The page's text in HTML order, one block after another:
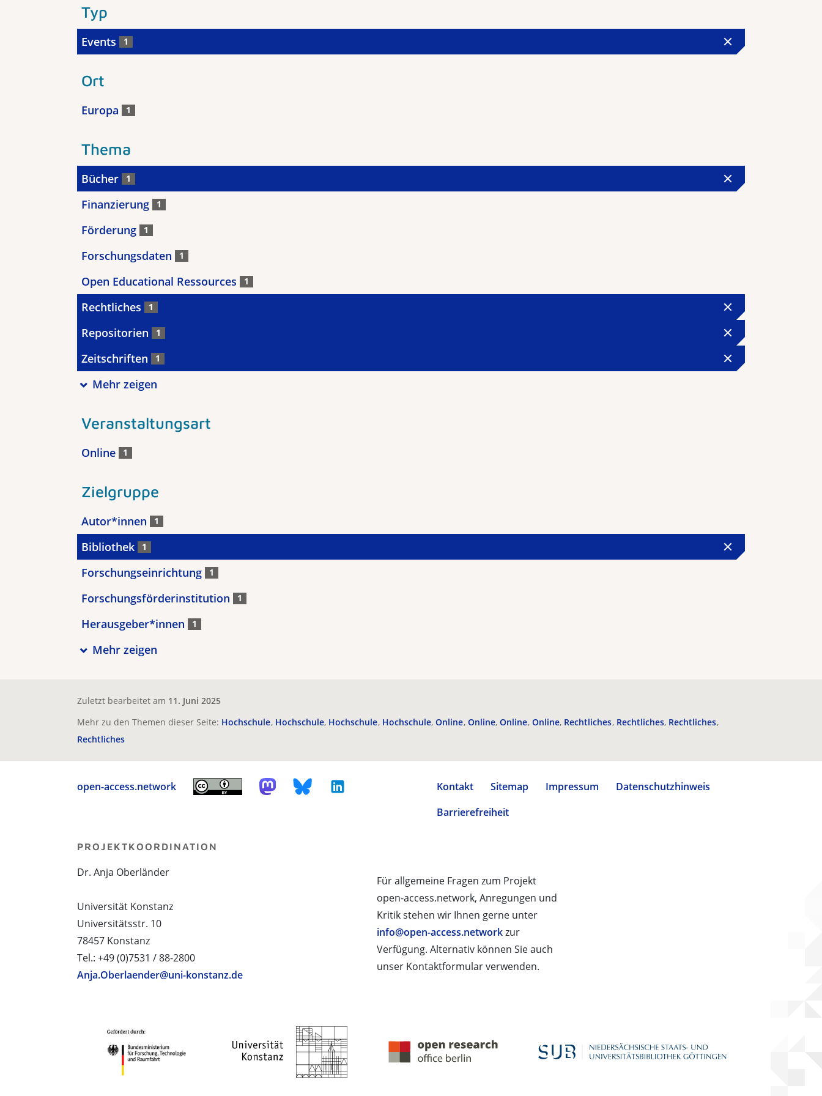
Typ
Events 1
Ort
Europa 1
Thema
Bücher 1
Finanzierung 1
Förderung 1
Forschungsdaten 1
Open Educational Ressources 1
Rechtliches 1
Repositorien 1
Zeitschriften 1
Mehr zeigen
Veranstaltungsart
Online 1
Zielgruppe
Autor*innen 1
Bibliothek 1
Forschungseinrichtung 1
Forschungsförderinstitution 1
Herausgeber*innen 1
Mehr zeigen
Zuletzt bearbeitet am 11. Juni 2025
Mehr zu den Themen dieser Seite: Hochschule Hochschule Hochschule Hochschule Online Online Online Online Rechtliches Rechtliches Rechtliches
Rechtliches
open-access.network Kontakt Sitemap Impressum
Datenschutzhinweis
Barrierefreiheit
Für allgemeine Fragen zum Projekt
open-access.network, Anregungen und
Kritik stehen wir Ihnen gerne unter
info@open-access.networkzur
Verfügung. Alternativ können Sie auch
unser Kontaktformular verwenden.
PROJEKTKOORDINATION
Dr. Anja Oberländer
Universität Konstanz
Universitätsstr. 10
78457 Konstanz
Tel.: +49 (0)7531 / 88-2800
Anja.Oberlaender@uni-konstanz.de